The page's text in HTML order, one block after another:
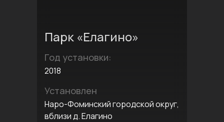
Парк «Елагино»
Год установки:
2018
Установлен
Наро-Фоминский городской округ,
вблизи д. Елагино